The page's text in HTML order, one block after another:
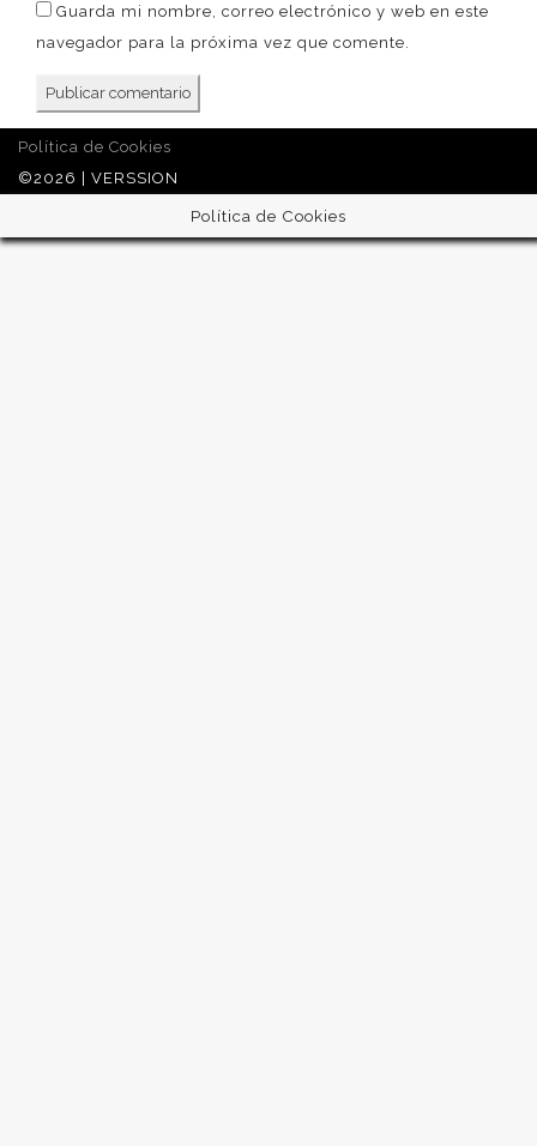
Guarda mi nombre, correo electrónico y web en este
navegador para la próxima vez que comente.
Política de Cookies
©2026 | VERSSION
Política de Cookies